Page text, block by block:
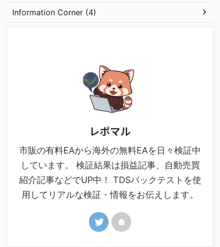
Information Corner (4)
レポマル
市販の有料EAから海外の無料EAを日々検証中
しています。 検証結果は損益記事、自動売買
紹介記事などでUP中！ TDSバックテストを使
用してリアルな検証・情報をお伝えします。